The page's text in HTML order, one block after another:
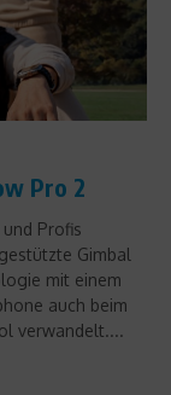
Pro 2
Profis
Gimbal
mit einem
auch beim
verwandelt....